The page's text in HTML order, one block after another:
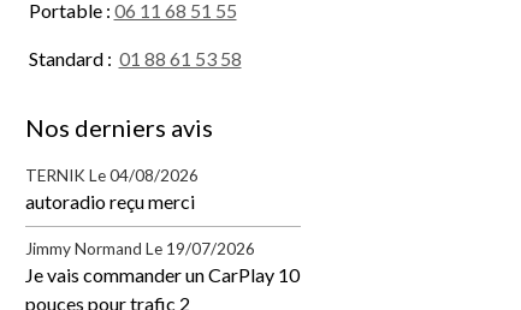
Portable : 06 11 68 51 55
Standard : 01 88 61 53 58
Nos derniers avis
TERNIK Le 04/08/2026
autoradio reçu merci
Jimmy Normand Le 19/07/2026
Je vais commander un CarPlay 10
pouces pour trafic 2